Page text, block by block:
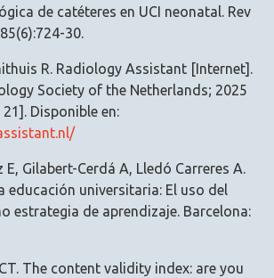
de catéteres en UCI neonatal. Rev
30.
R. Radiology Assistant [Internet].
Society of the Netherlands; 2025
Disponible en:
E, Gilabert-Cerdá A, Lledó Carreres A.
educación universitaria: El uso del
estrategia de aprendizaje. Barcelona:
The content validity index: are you